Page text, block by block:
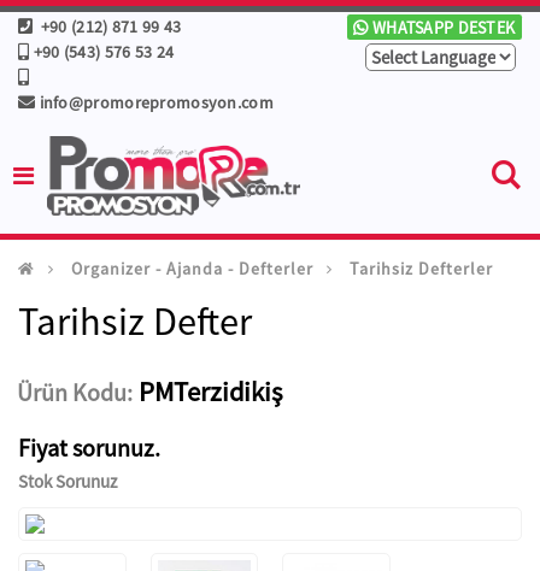
+90 (212) 871 99 43
+90 (543) 576 53 24
info@promorepromosyon.com
WHATSAPP DESTEK
Organizer - Ajanda - Defterler Tarihsiz Defterler
Tarihsiz Defter
Ürün Kodu: PMTerzidikiş
Fiyat sorunuz.
Stok Sorunuz